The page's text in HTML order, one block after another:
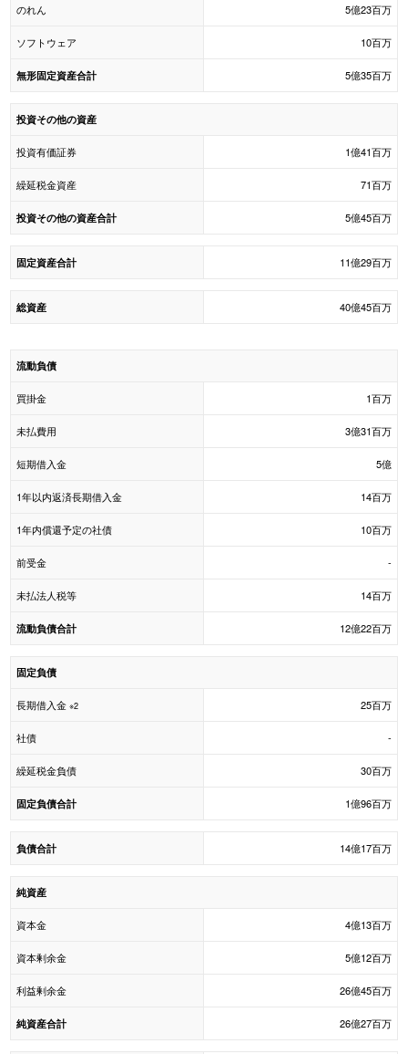
のれん 5億23百万
ソフトウェア 10百万
無形固定資産合計 5億35百万
投資その他の資産
投資有価証券 1億41百万
繰延税金資産 71百万
投資その他の資産合計 5億45百万
固定資産合計 11億29百万
総資産 40億45百万
流動負債
買掛金 1百万
未払費用 3億31百万
短期借入金 5億
1年以内返済長期借入金 14百万
1年内償還予定の社債 10百万
前受金 -
未払法人税等 14百万
流動負債合計 12億22百万
固定負債
長期借入金 ※2 25百万
社債 -
繰延税金負債 30百万
固定負債合計 1億96百万
負債合計 14億17百万
純資産
資本金 4億13百万
資本剰余金 5億12百万
利益剰余金 26億45百万
純資産合計 26億27百万